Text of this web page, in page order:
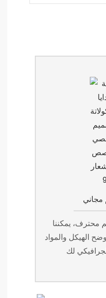
محترف، يمكننا
الهيكل والمواد